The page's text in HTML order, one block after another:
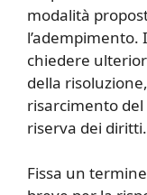
modalità
l’adempimento.
chiedere
della
risarcimento
riserva dei diritti.
Fissa un